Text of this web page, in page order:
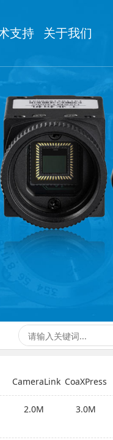
支持 关于我们
CameraLink CoaXPress
2.0M 3.0M